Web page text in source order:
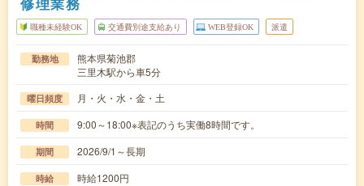
職種未経験OK 交通費別途支給あり WEB登録OK 派遣
勤務地
熊本県菊池郡
三里木駅から車5分
曜日頻度 月・火・水・金・土
時間 9:00～18:00※表記のうち実働8時間です。
期間 2026/9/1～長期
時給 時給1200円